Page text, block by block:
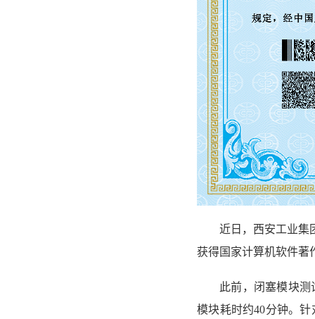
近日，西安工业集
获得国家计算机软件著
此前，闭塞模块
模块耗时约40分钟。